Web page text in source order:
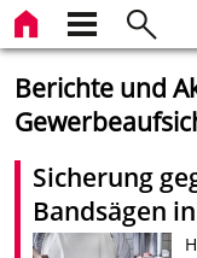
Berichte und
Sicherung
Bandsägen